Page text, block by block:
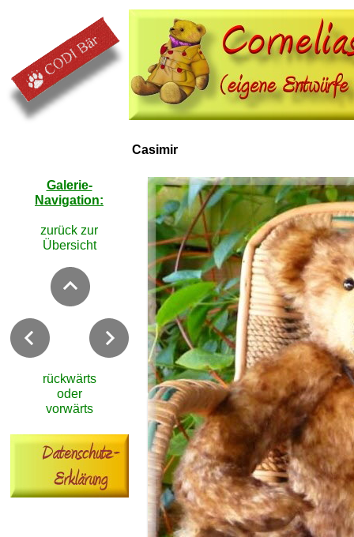
Galerie-
Navigation:
zurück zur
Übersicht
rückwärts
oder
vorwärts
Casimir